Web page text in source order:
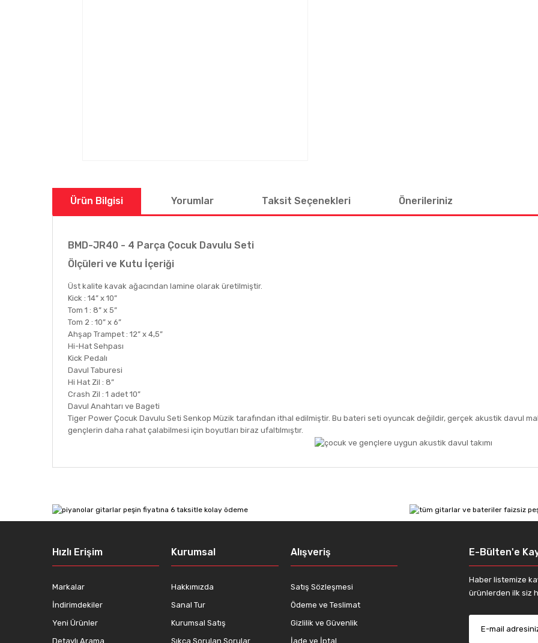
Ürün Bilgisi Yorumlar Taksit Seçenekleri Önerileriniz
BMD-JR40 - 4 Parça Çocuk Davulu Seti
Ölçüleri ve Kutu İçeriği
Üst kalite kavak ağacından lamine olarak üretilmiştir.
Kick : 14” x 10”
Tom 1 : 8” x 5”
Tom 2 : 10” x 6”
Ahşap Trampet : 12” x 4,5”
Hi-Hat Sehpası
Kick Pedalı
Davul Taburesi
Hi Hat Zil : 8”
Crash Zil : 1 adet 10”
Davul Anahtarı ve Bageti
Tiger Power Çocuk Davulu Seti Senkop Müzik tarafından ithal edilmiştir. Bu bateri seti oyuncak değildir, gerçek akustik davul
gençlerin daha rahat çalabilmesi için boyutları biraz ufaltılmıştır.
Yorum Yaz
Görüş ve önerileriniz için teşekkür ederiz.
Ürün açıklamasında eksik bilgiler bulunuyor.
Ürün fiyatı diğer sitelerden daha pahalı.
Hızlı Erişim
Markalar
İndirimdekiler
Yeni Ürünler
Detaylı Arama
Kurumsal
Hakkımızda
Sanal Tur
Kurumsal Satış
Sıkça Sorulan Sorular
Alışveriş
Satış Sözleşmesi
Ödeme ve Teslimat
Gizlilik ve Güvenlik
İade ve İptal
E-Bülten'e
Haber listemize
ürünlerden ilk siz